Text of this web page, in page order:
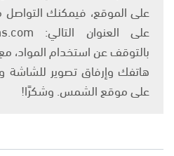
على الموقع، فيمكنك التواصل
بالتوقف عن استخدام المواد،
هاتفك وإرفاق تصوير للشاشة
على موقع الشمس. وشكرًا!